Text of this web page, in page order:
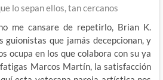
lo sepan ellos, tan cercanos
me cansare de repetirlo, Brian K.
guionistas que jamás decepcionan, y
ocupa en los que colabora con su ya
Marcos Martín, la satisfacción